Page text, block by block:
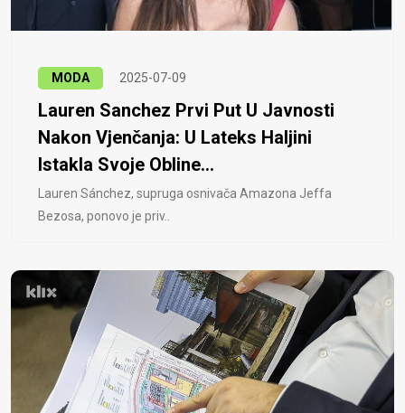
MODA 2025-07-09
Lauren Sanchez Prvi Put U Javnosti
Nakon Vjenčanja: U Lateks Haljini
Istakla Svoje Obline...
Lauren Sánchez, supruga osnivača Amazona Jeffa
Bezosa, ponovo je priv..